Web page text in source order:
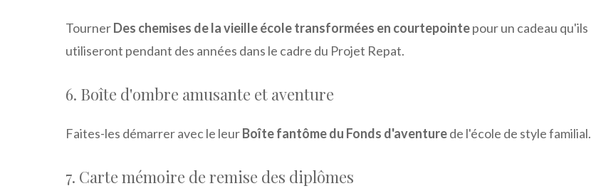
TournerDes chemises de la vieille école transformées en courtepointepour un cadeau qu'ils
utiliseront pendant des années dans le cadre du Projet Repat.
6. Boîte d'ombre amusante et aventure
Faites-les démarrer avec le leurBoîte fantôme du Fonds d'aventurede l'école de style familial.
7. Carte mémoire de remise des diplômes